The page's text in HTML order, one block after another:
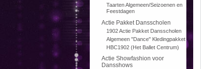
Taarten Algemeen/Seizoenen en
Feestdagen
Actie Pakket Dansscholen
1902 Actie Pakket Dansscholen
Algemeen "Dance" Kledingpakket
HBC1902 (Het Ballet Centrum)
Actie Showfashion voor
Dansshows